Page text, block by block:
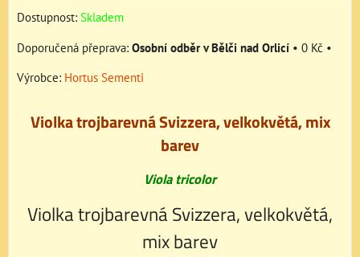
Dostupnost: Skladem
Osobní odběr v Bělči nad Orlicí • 0 Kč •
Výrobce: Hortus Sementi
Violka trojbarevná Svizzera, velkokvětá, mix
barev
Viola tricolor
Violka trojbarevná Svizzera, velkokvětá,
mix barev